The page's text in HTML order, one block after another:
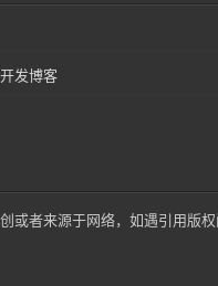
发博客
或者来源于网络，如遇引用版